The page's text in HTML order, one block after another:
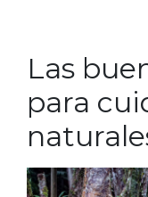
Las
para